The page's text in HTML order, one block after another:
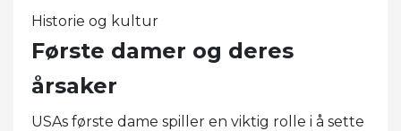
Historie og kultur
Første damer og deres
årsaker
USAs første dame spiller en viktig rolle i å sette